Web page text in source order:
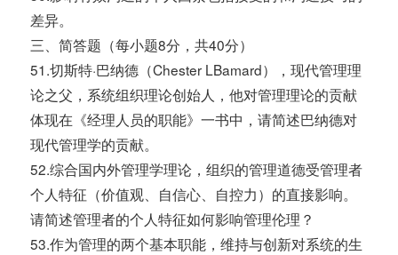
差异。
三、简答题（每小题8分，共40分）
51.切斯特·巴纳德（Chester LBamard），现代管理理
论之父，系统组织理论创始人，他对管理理论的贡献
体现在《经理人员的职能》一书中，请简述巴纳德对
现代管理学的贡献。
52.综合国内外管理学理论，组织的管理道德受管理者
个人特征（价值观、自信心、自控力）的直接影响。
请简述管理者的个人特征如何影响管理伦理？
53.作为管理的两个基本职能，维持与创新对系统的生